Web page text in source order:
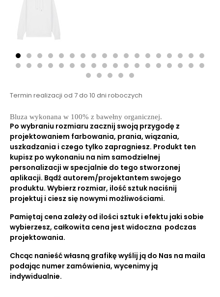
Termin realizacji od 7 do 10 dni roboczych
Bluza wykonana w 100% z bawełny organicznej.
Po wybraniu rozmiaru zacznij swoją przygodę z
projektowaniem farbowania, prania, wiązania,
uszkadzania i czego tylko zapragniesz. Produkt ten
kupisz po wykonaniu na nim samodzielnej
personalizacji w specjalnie do tego stworzonej
aplikacji. Bądź autorem/projektantem swojego
produktu. Wybierz rozmiar, ilość sztuk naciśnij
projektuj i ciesz się nowymi możliwościami.
Pamiętaj cena zależy od ilości sztuk i efektu jaki sobie
wybierzesz, całkowita cena jest widoczna podczas
projektowania.
Chcąc nanieść własną grafikę wyślij ją do Nas na maila
podając numer zamówienia, wycenimy ją
indywidualnie.